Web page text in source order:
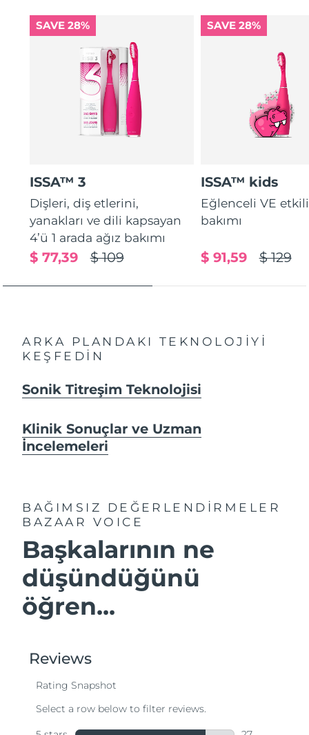
SAVE 28%
ISSA™ 3
Dişleri, diş etlerini,
yanakları ve dili kapsayan
4’ü 1 arada ağız bakımı
$ 109
$ 77,39
SAVE 28%
ISSA™ kids
Eğlenceli VE etkili
bakımı
$ 129
$ 91,59
ARKA PLANDAKI TEKNOLOJİYİ
KEŞFEDİN
Sonik Titreşim Teknolojisi
Klinik Sonuçlar ve Uzman
İncelemeleri
BAĞIMSIZ DEĞERLENDİRMELER
BAZAAR VOICE
Başkalarının ne
düşündüğünü
öğren...